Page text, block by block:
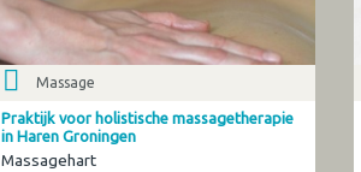
Massage
Praktijk voor holistische massagetherapie
in Haren Groningen
Massagehart